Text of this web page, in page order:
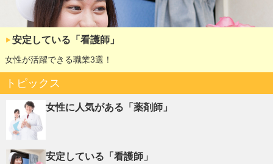
安定している「看護師」
女性が活躍できる職業3選！
トピックス
女性に人気がある「薬剤師」
安定している「看護師」